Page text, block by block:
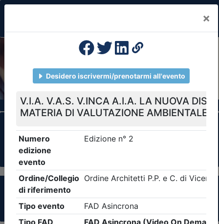
×
Previous
Il portale della formazione per Ordini e
Clicca qui - espandi la sezione dei filtri ricerca
eventi